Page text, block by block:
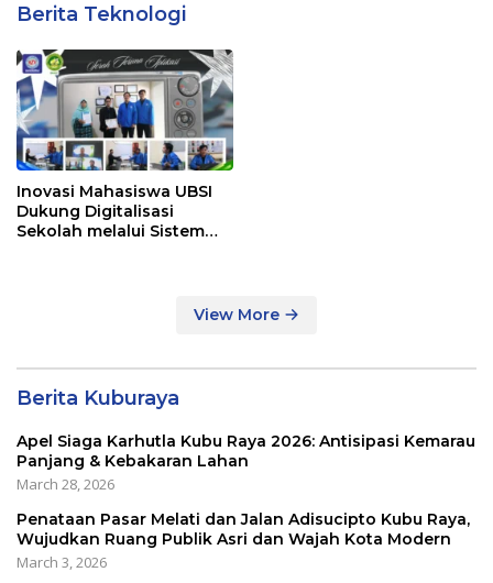
Berita Teknologi
Inovasi Mahasiswa UBSI
Dukung Digitalisasi
Sekolah melalui Sistem
View More
Berita Kuburaya
Apel Siaga Karhutla Kubu Raya 2026: Antisipasi Kemarau
Panjang & Kebakaran Lahan
March 28, 2026
Penataan Pasar Melati dan Jalan Adisucipto Kubu Raya,
Wujudkan Ruang Publik Asri dan Wajah Kota Modern
March 3, 2026